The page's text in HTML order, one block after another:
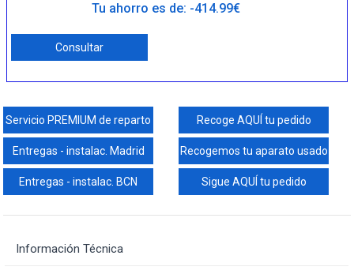
Tu ahorro es de: -414.99€
Consultar
Servicio PREMIUM de reparto Recoge AQUÍ tu pedido
Entregas - instalac. Madrid Recogemos tu aparato usado
Entregas - instalac. BCN Sigue AQUÍ tu pedido
Información Técnica